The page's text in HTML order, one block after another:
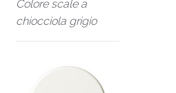
Colore scale a
chiocciola grigio